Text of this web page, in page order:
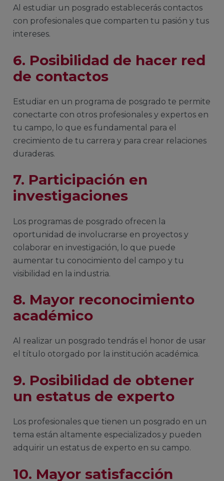
Al estudiar un posgrado establecerás contactos
con profesionales que comparten tu pasión y tus
intereses.
6. Posibilidad de hacer red
de contactos
Estudiar en un programa de posgrado te permite
conectarte con otros profesionales y expertos en
tu campo, lo que es fundamental para el
crecimiento de tu carrera y para crear relaciones
duraderas.
7. Participación en
investigaciones
Los programas de posgrado ofrecen la
oportunidad de involucrarse en proyectos y
colaborar en investigación, lo que puede
aumentar tu conocimiento del campo y tu
visibilidad en la industria.
8. Mayor reconocimiento
académico
Al realizar un posgrado tendrás el honor de usar
el título otorgado por la institución académica.
9. Posibilidad de obtener
un estatus de experto
Los profesionales que tienen un posgrado en un
tema están altamente especializados y pueden
adquirir un estatus de experto en su campo.
10. Mayor satisfacción